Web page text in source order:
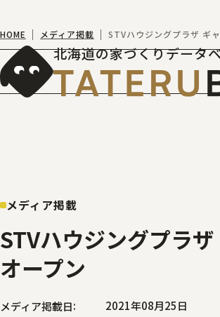
北海道の家づくりデータ
HOME メディア掲載 STVハウジングプラザ ギ
メディア掲載
STVハウジングプラ
オープン
メディア掲載日
2021年08月25日